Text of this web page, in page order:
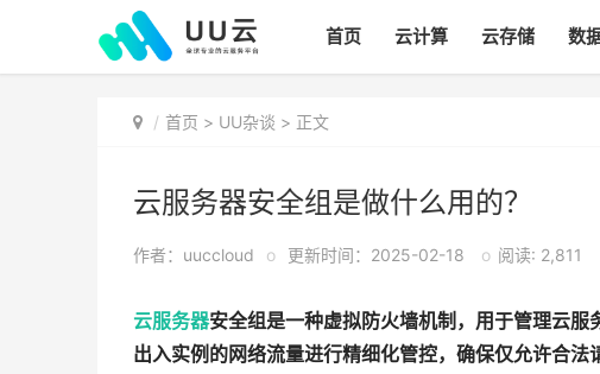
首页 云计算 云存储 数
首页 > UU杂谈 > 正文
云服务器安全组是做什么用的？
作者：uuccloud o 更新时间：2025-02-18 o 阅读: 2,811
云服务器安全组是一种虚拟防火墙机制，用于管理云
出入实例的网络流量进行精细化管控，确保仅允许合